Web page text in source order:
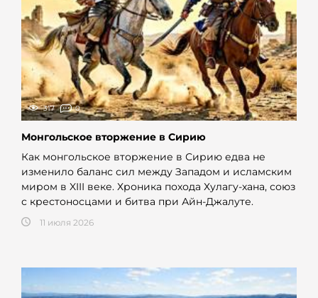
317 0
Монгольское вторжение в Сирию
Как монгольское вторжение в Сирию едва не
изменило баланс сил между Западом и исламским
миром в XIII веке. Хроника похода Хулагу-хана, союз
с крестоносцами и битва при Айн-Джалуте.
11 июля 2026